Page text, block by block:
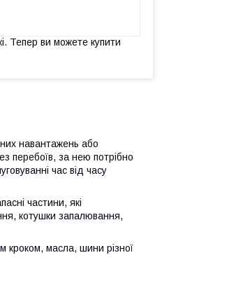
Тепер ви можете купити
навантажень або
перебоїв, за нею потрібно
час від часу
частини, які
котушки запалювання,
кроком, масла, шини різної